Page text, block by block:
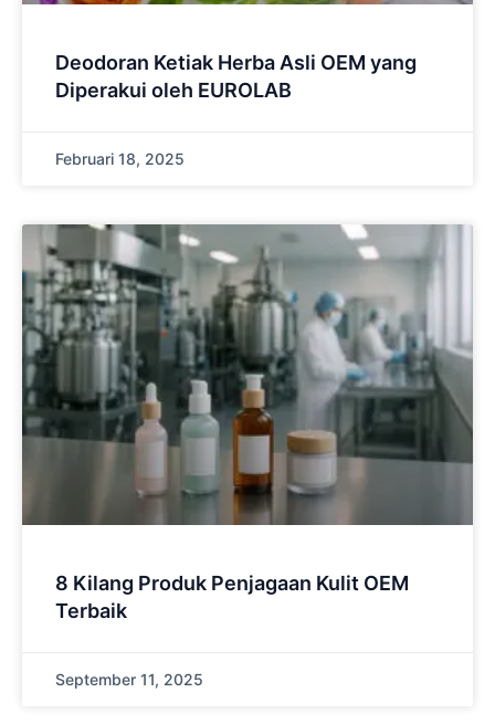
Deodoran Ketiak Herba Asli OEM yang
Diperakui oleh EUROLAB
Februari 18, 2025
8 Kilang Produk Penjagaan Kulit OEM
Terbaik
September 11, 2025